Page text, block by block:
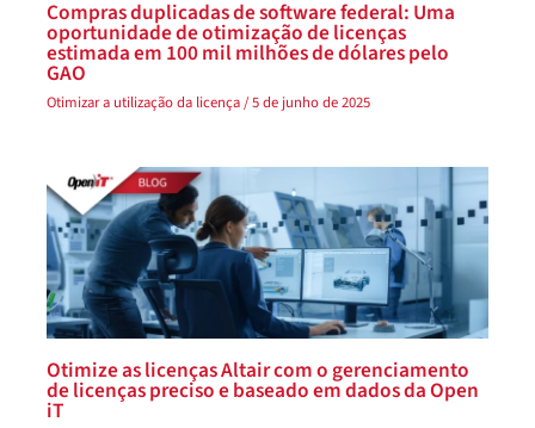
Compras duplicadas de software federal: Uma
oportunidade de otimização de licenças
estimada em 100 mil milhões de dólares pelo
GAO
Otimizar a utilização da licença/5 de junho de 2025
Otimize as licenças Altair com o gerenciamento
de licenças preciso e baseado em dados da Open
iT